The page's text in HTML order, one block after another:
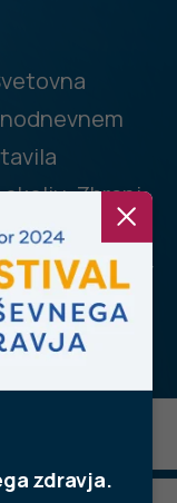
zdravja.
Zbrani
strokovnjaki
predstavitev